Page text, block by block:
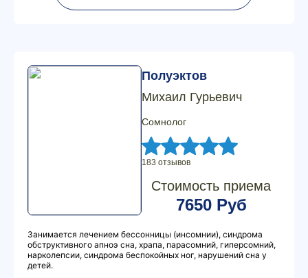
Полуэктов
Михаил Гурьевич
Сомнолог
183 отзывов
Стоимость приема
7650 Руб
Занимается лечением бессонницы (инсомнии), синдрома
обструктивного апноэ сна, храпа, парасомний, гиперсомний,
нарколепсии, синдрома беспокойных ног, нарушений сна у
детей.